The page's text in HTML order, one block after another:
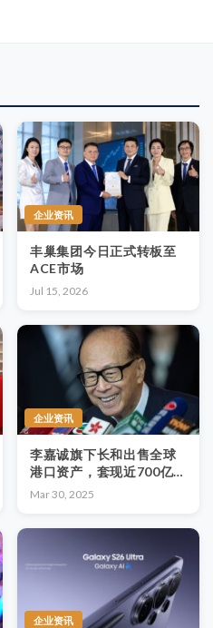
企业资讯
丰巢集团今日正式转板至
ACE市场
Jul 15, 2026
企业资讯
李嘉诚旗下长和出售全球
港口资产，套现近700亿
港元引市场关注
Mar 30, 2025
企业资讯